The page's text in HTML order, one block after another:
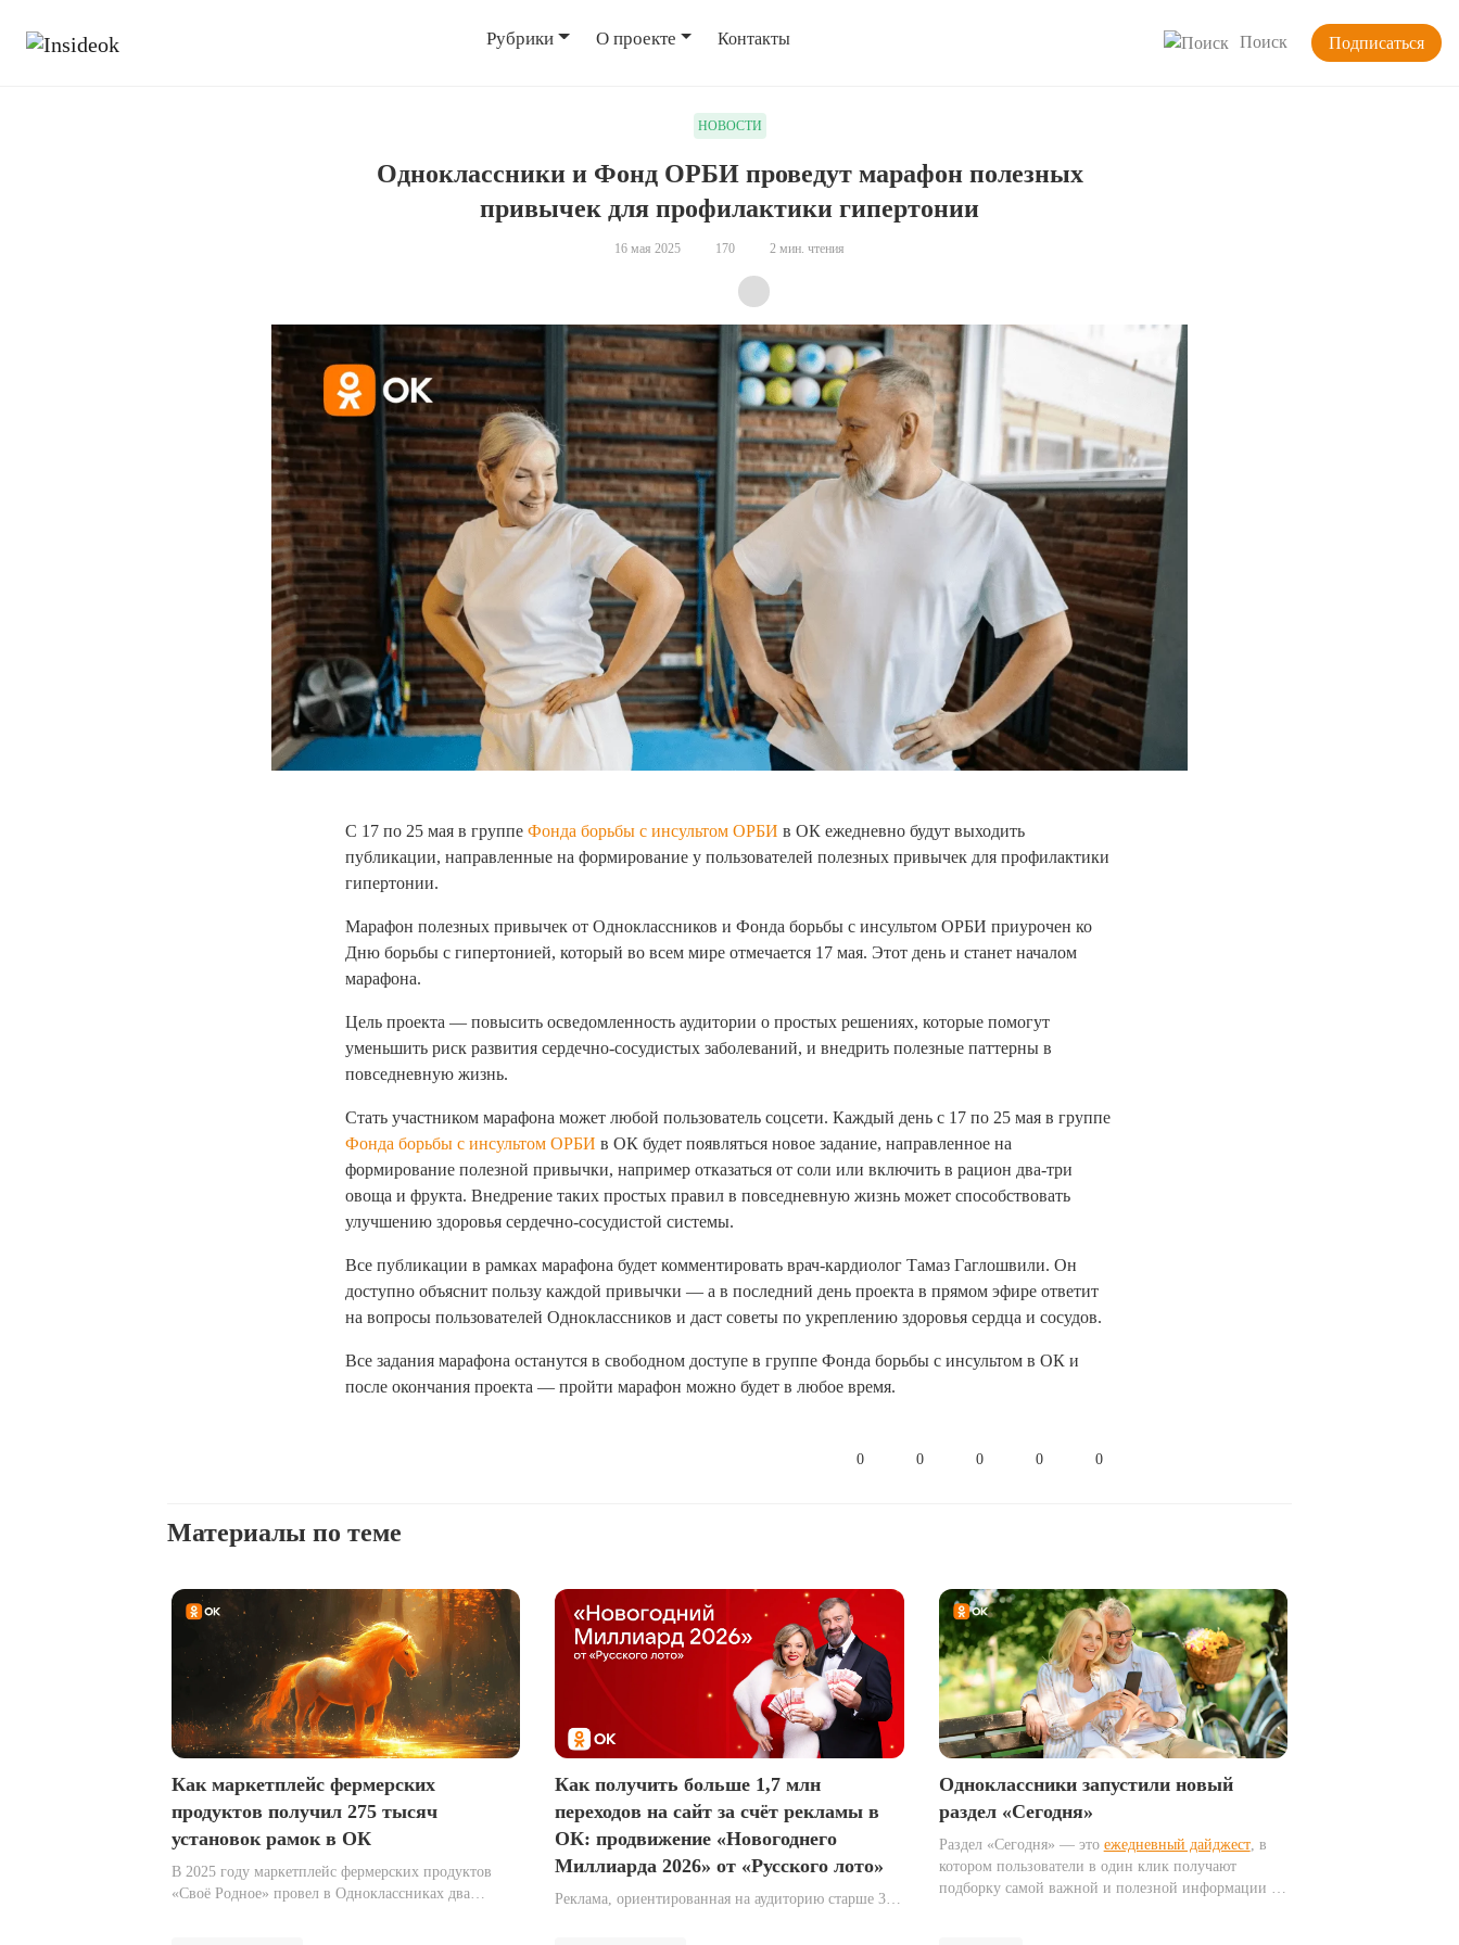
Рубрики О проекте Контакты Поиск Подписаться
НОВОСТИ
Одноклассники и Фонд ОРБИ проведут марафон полезных
привычек для профилактики гипертонии
16 мая 2025 170 2 мин. чтения
С 17 по 25 мая в группе Фонда борьбы с инсультом ОРБИ в ОК ежедневно будут выходить
публикации, направленные на формирование у пользователей полезных привычек для профилактики
гипертонии.
Марафон полезных привычек от Одноклассников и Фонда борьбы с инсультом ОРБИ приурочен ко
Дню борьбы с гипертонией, который во всем мире отмечается 17 мая. Этот день и станет началом
марафона.
Цель проекта — повысить осведомленность аудитории о простых решениях, которые помогут
уменьшить риск развития сердечно-сосудистых заболеваний, и внедрить полезные паттерны в
повседневную жизнь.
Стать участником марафона может любой пользователь соцсети. Каждый день с 17 по 25 мая в группе
Фонда борьбы с инсультом ОРБИ в ОК будет появляться новое задание, направленное на
формирование полезной привычки, например отказаться от соли или включить в рацион два-три
овоща и фрукта. Внедрение таких простых правил в повседневную жизнь может способствовать
улучшению здоровья сердечно-сосудистой системы.
Все публикации в рамках марафона будет комментировать врач-кардиолог Тамаз Гаглошвили. Он
доступно объяснит пользу каждой привычки — а в последний день проекта в прямом эфире ответит
на вопросы пользователей Одноклассников и даст советы по укреплению здоровья сердца и сосудов.
Все задания марафона останутся в свободном доступе в группе Фонда борьбы с инсультом в ОК и
после окончания проекта — пройти марафон можно будет в любое время.
0 0 0 0 0
Материалы по теме
Как маркетплейс фермерских
продуктов получил 275 тысяч
установок рамок в ОК
В 2025 году маркетплейс фермерских продуктов
«Своё Родное» провел в Одноклассниках два
Как получить больше 1,7 млн
переходов на сайт за счёт рекламы в
ОК: продвижение «Новогоднего
Миллиарда 2026» от «Русского лото»
Реклама, ориентированная на аудиторию старше 35
Одноклассники запустили новый
раздел «Сегодня»
Раздел «Сегодня» — это ежедневный дайджест, в
котором пользователи в один клик получают
подборку самой важной и полезной информации на